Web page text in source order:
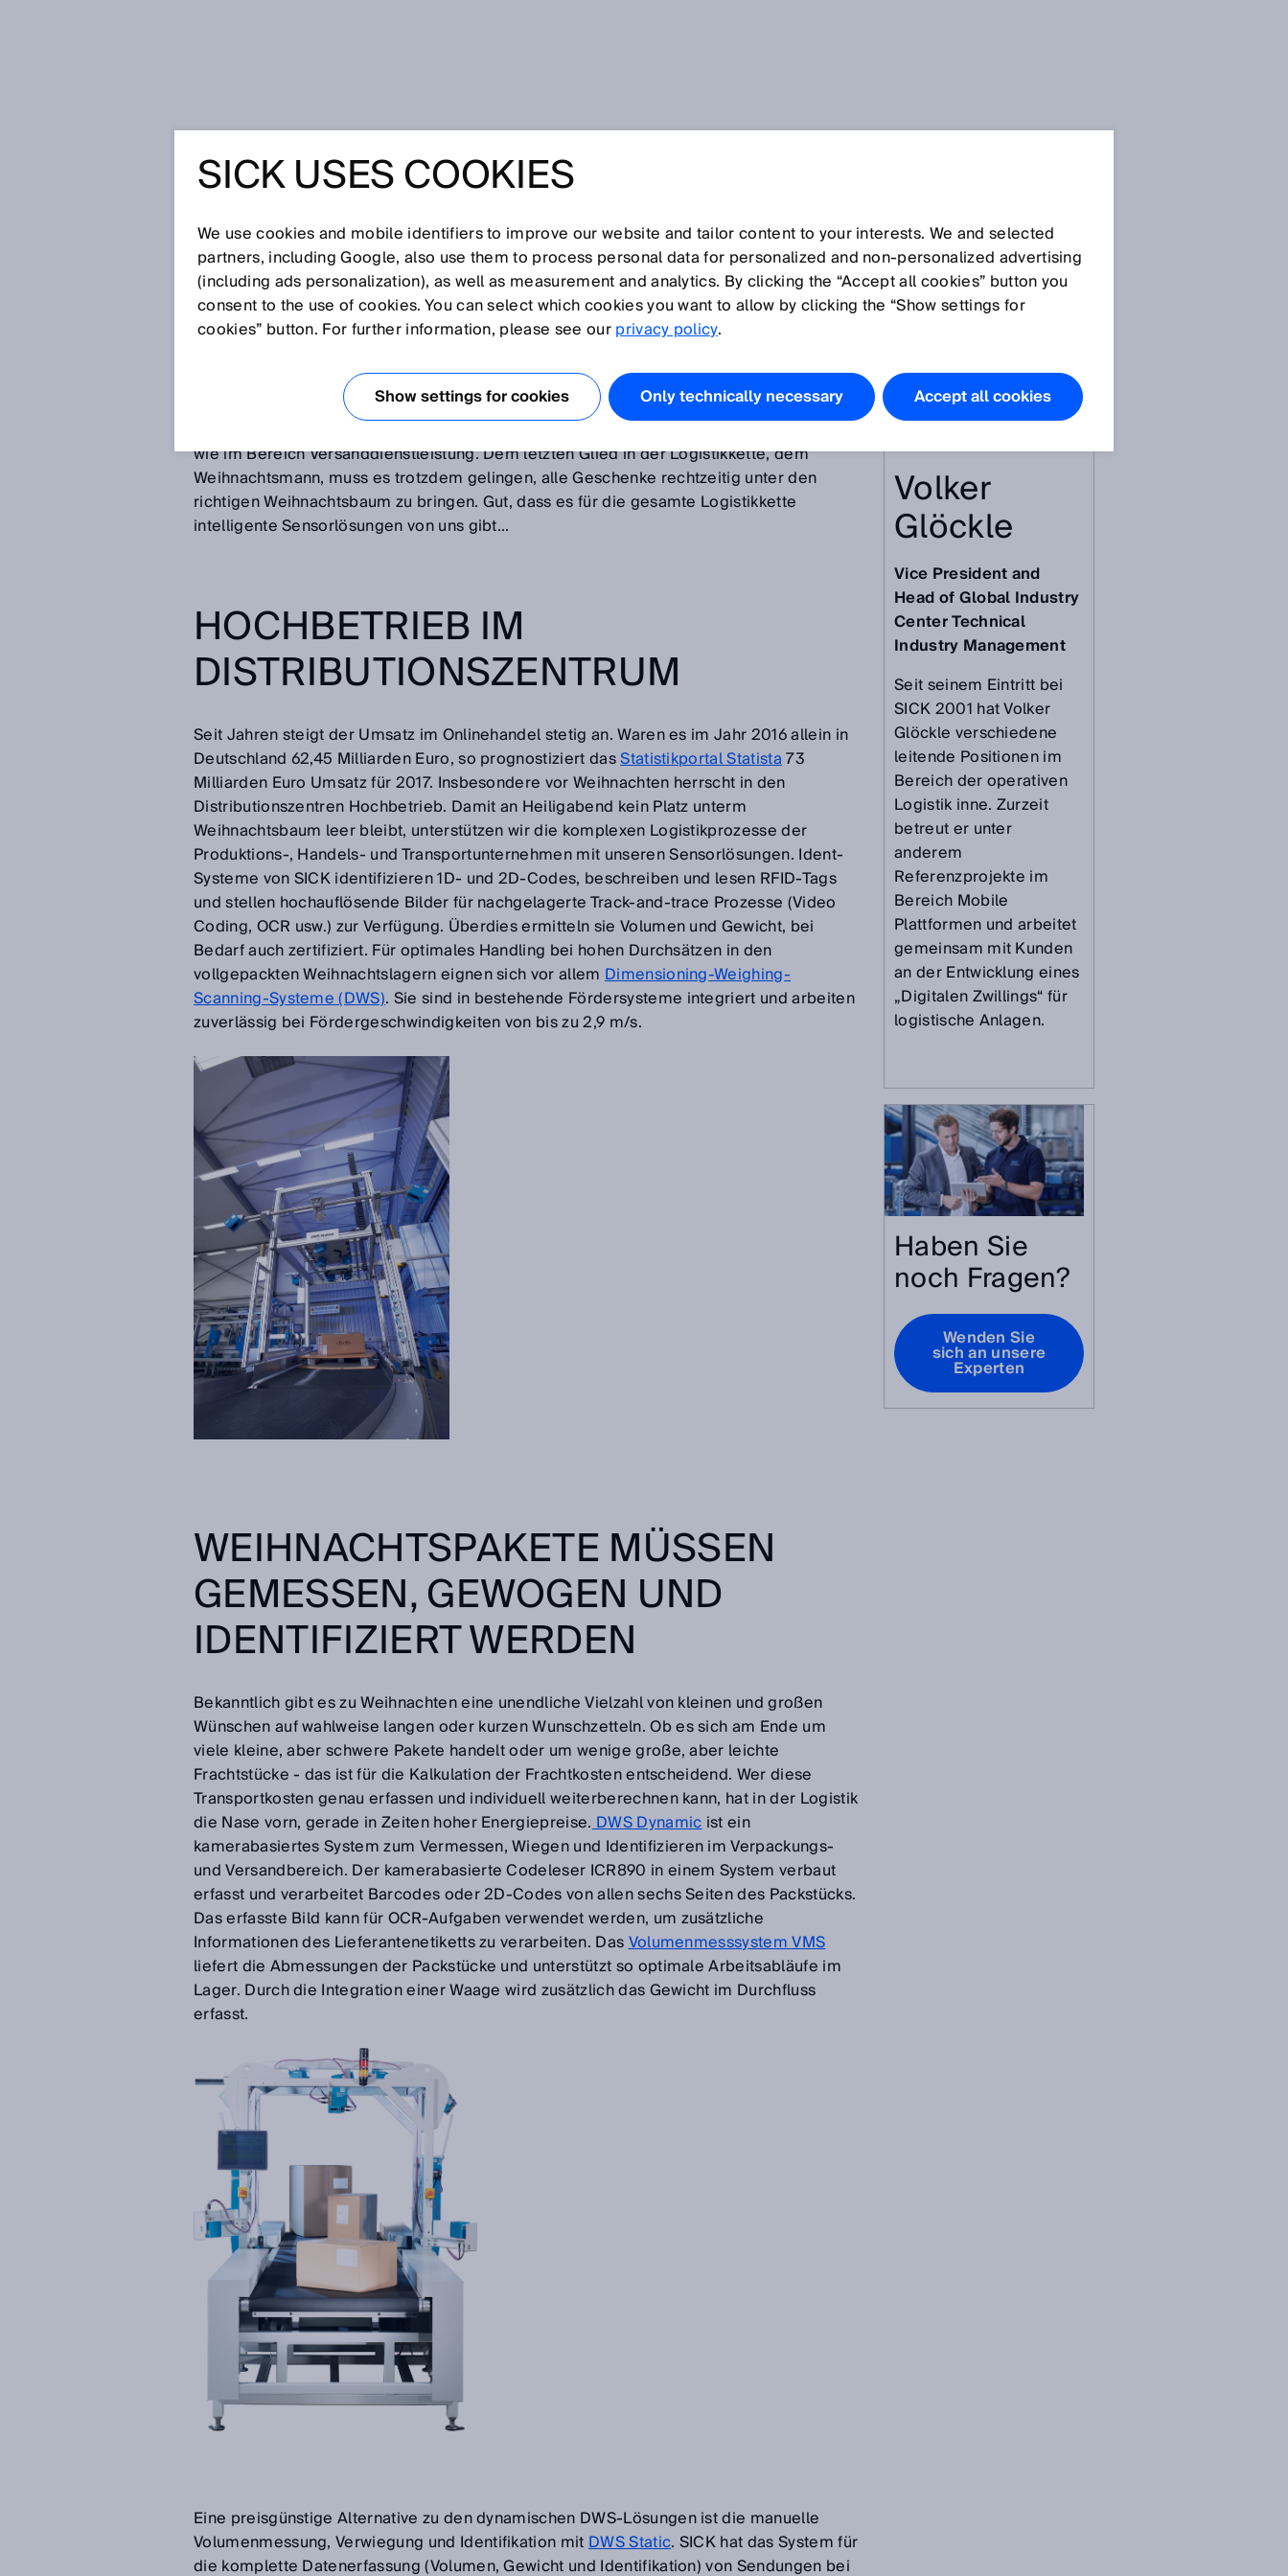
WIE SICK-SENSOREN DEM
WEIHNACHTSMANN
HELFEN
Im Weihnachtsgeschäft vervielfachen sich die Warenströme und die Logistik steht alle
wie im Bereich Versanddienstleistung. Dem letzten Glied in der Logistikkette, dem
Weihnachtsmann, muss es trotzdem gelingen, alle Geschenke rechtzeitig unter den
richtigen Weihnachtsbaum zu bringen. Gut, dass es für die gesamte Logistikkette
intelligente Sensorlösungen von uns gibt...
HOCHBETRIEB IM
DISTRIBUTIONSZENTRUM
Seit Jahren steigt der Umsatz im Onlinehandel stetig an. Waren es im Jahr 2016 allein in
Deutschland 62,45 Milliarden Euro, so prognostiziert dasStatistikportal Statista73
Milliarden Euro Umsatz für 2017. Insbesondere vor Weihnachten herrscht in den
Distributionszentren Hochbetrieb. Damit an Heiligabend kein Platz unterm
Weihnachtsbaum leer bleibt, unterstützen wir die komplexen Logistikprozesse der
Produktions-, Handels- und Transportunternehmen mit unseren Sensorlösungen. Ident-
Systeme von SICK identifizieren 1D- und 2D-Codes, beschreiben und lesen RFID-Tags
und stellen hochauflösende Bilder für nachgelagerte Track-and-trace Prozesse (Video
Coding, OCR usw.) zur Verfügung. Überdies ermitteln sie Volumen und Gewicht, bei
Bedarf auch zertifiziert. Für optimales Handling bei hohen Durchsätzen in den
vollgepackten Weihnachtslagern eignen sich vor allem Dimensioning-Weighing-
Scanning-Systeme (DWS). Sie sind in bestehende Fördersysteme integriert und arbeiten
zuverlässig bei Fördergeschwindigkeiten von bis zu 2,9 m/s.
WEIHNACHTSPAKETE MÜSSEN
GEMESSEN, GEWOGEN UND
IDENTIFIZIERT WERDEN
Bekanntlich gibt es zu Weihnachten eine unendliche Vielzahl von kleinen und großen
Wünschen auf wahlweise langen oder kurzen Wunschzetteln. Ob es sich am Ende um
viele kleine, aber schwere Pakete handelt oder um wenige große, aber leichte
Frachtstücke - das ist für die Kalkulation der Frachtkosten entscheidend. Wer diese
Transportkosten genau erfassen und individuell weiterberechnen kann, hat in der Logistik
die Nase vorn, gerade in Zeiten hoher Energiepreise.DWS Dynamicist ein
kamerabasiertes System zum Vermessen, Wiegen und Identifizieren im Verpackungs-
und Versandbereich. Der kamerabasierte Codeleser ICR890 in einem System verbaut
erfasst und verarbeitet Barcodes oder 2D-Codes von allen sechs Seiten des Packstücks.
Das erfasste Bild kann für OCR-Aufgaben verwendet werden, um zusätzliche
Informationen des Lieferantenetiketts zu verarbeiten. DasVolumenmesssystem VMS
liefert die Abmessungen der Packstücke und unterstützt so optimale Arbeitsabläufe im
Lager. Durch die Integration einer Waage wird zusätzlich das Gewicht im Durchfluss
erfasst.
Eine preisgünstige Alternative zu den dynamischen DWS-Lösungen ist die manuelle
Volumenmessung, Verwiegung und Identifikation mitDWS Static. SICK hat das System für
die komplette Datenerfassung (Volumen, Gewicht und Identifikation) von Sendungen bei
Alle Artikel
Volker
Glöckle
Vice President and
Head of Global Industry
Center Technical
Industry Management
Seit seinem Eintritt bei
SICK 2001 hat Volker
Glöckle verschiedene
leitende Positionen im
Bereich der operativen
Logistik inne. Zurzeit
betreut er unter
anderem
Referenzprojekte im
Bereich Mobile
Plattformen und arbeitet
gemeinsam mit Kunden
an der Entwicklung eines
„Digitalen Zwillings“ für
logistische Anlagen.
Haben Sie
noch Fragen?
Wenden Sie
sich an unsere
Experten
SICK USES COOKIES
We use cookies and mobile identifiers to improve our website and tailor content to your interests. We and selected
partners, including Google, also use them to process personal data for personalized and non‑personalized advertising
(including ads personalization), as well as measurement and analytics. By clicking the “Accept all cookies” button you
consent to the use of cookies. You can select which cookies you want to allow by clicking the “Show settings for
cookies” button. For further information, please see ourprivacy policy.
Show settings for cookies Only technically necessary Accept all cookies